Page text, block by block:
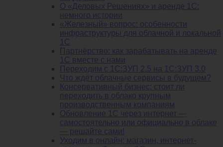
О «Деловых Решениях» и аренде 1С:
немного истории
«Железный» вопрос: особенности
инфраструктуры для облачной и локальной
1С
Партнёрство: как зарабатывать на аренде
1С вместе с нами
Переходим с 1С:ЗУП 2.5 на 1С:ЗУП 3.0
Что ждёт облачные сервисы в будущем?
Консервативный бизнес: стоит ли
переходить в облако крупным
производственным компаниям
Обновление 1С через интернет —
самостоятельно или официально в облаке
— решайте сами!
Уходим в онлайн: магазин, интернет-